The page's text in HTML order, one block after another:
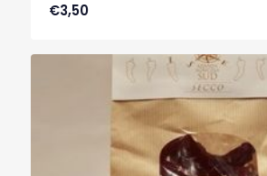
Basilicata, che hanno ottenuto nel
€3,50